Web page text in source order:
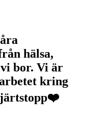
hälsa,
bor. Vi är
kring